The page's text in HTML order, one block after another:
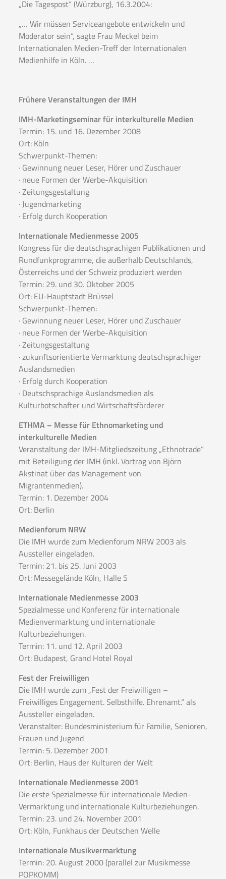
„Die Tagespost“ (Würzburg), 16.3.2004:
„… Wir müssen Serviceangebote entwickeln und
Moderator sein“, sagte Frau Meckel beim
Internationalen Medien-Treff der Internationalen
Medienhilfe in Köln. …
Frühere Veranstaltungen der IMH
IMH-Marketingseminar für interkulturelle Medien
Termin: 15. und 16. Dezember 2008
Ort: Köln
Schwerpunkt-Themen:
· Gewinnung neuer Leser, Hörer und Zuschauer
· neue Formen der Werbe-Akquisition
· Zeitungsgestaltung
· Jugendmarketing
· Erfolg durch Kooperation
Internationale Medienmesse 2005
Kongress für die deutschsprachigen Publikationen und
Rundfunkprogramme, die außerhalb Deutschlands,
Österreichs und der Schweiz produziert werden
Termin: 29. und 30. Oktober 2005
Ort: EU-Hauptstadt Brüssel
Schwerpunkt-Themen:
· Gewinnung neuer Leser, Hörer und Zuschauer
· neue Formen der Werbe-Akquisition
· Zeitungsgestaltung
· zukunftsorientierte Vermarktung deutschsprachiger
Auslandsmedien
· Erfolg durch Kooperation
· Deutschsprachige Auslandsmedien als
Kulturbotschafter und Wirtschaftsförderer
ETHMA – Messe für Ethnomarketing und
interkulturelle Medien
Veranstaltung der IMH-Mitgliedszeitung „Ethnotrade“
mit Beteiligung der IMH (inkl. Vortrag von Björn
Akstinat über das Management von
Migrantenmedien).
Termin: 1. Dezember 2004
Ort: Berlin
Medienforum NRW
Die IMH wurde zum Medienforum NRW 2003 als
Aussteller eingeladen.
Termin: 21. bis 25. Juni 2003
Ort: Messegelände Köln, Halle 5
Internationale Medienmesse 2003
Spezialmesse und Konferenz für internationale
Medienvermarktung und internationale
Kulturbeziehungen.
Termin: 11. und 12. April 2003
Ort: Budapest, Grand Hotel Royal
Fest der Freiwilligen
Die IMH wurde zum „Fest der Freiwilligen –
Freiwilliges Engagement. Selbsthilfe. Ehrenamt.“ als
Aussteller eingeladen.
Veranstalter: Bundesministerium für Familie, Senioren,
Frauen und Jugend
Termin: 5. Dezember 2001
Ort: Berlin, Haus der Kulturen der Welt
Internationale Medienmesse 2001
Die erste Spezialmesse für internationale Medien-
Vermarktung und internationale Kulturbeziehungen.
Termin: 23. und 24. November 2001
Ort: Köln, Funkhaus der Deutschen Welle
Internationale Musikvermarktung
Termin: 20. August 2000 (parallel zur Musikmesse
POPKOMM)